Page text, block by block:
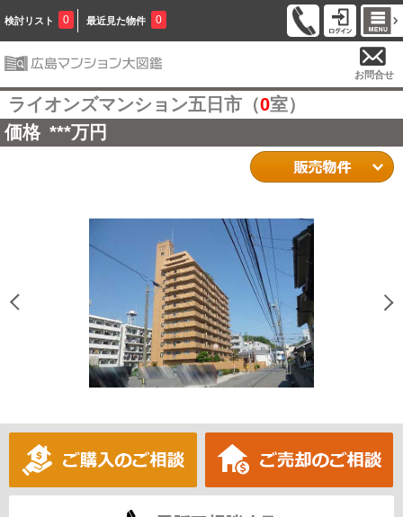
検討リスト 0 最近見た物件 0
お問合せ
ライオンズマンション五日市（0室）
価格 ***万円